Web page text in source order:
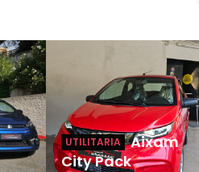
UTILITARIA Aixam
City Pack